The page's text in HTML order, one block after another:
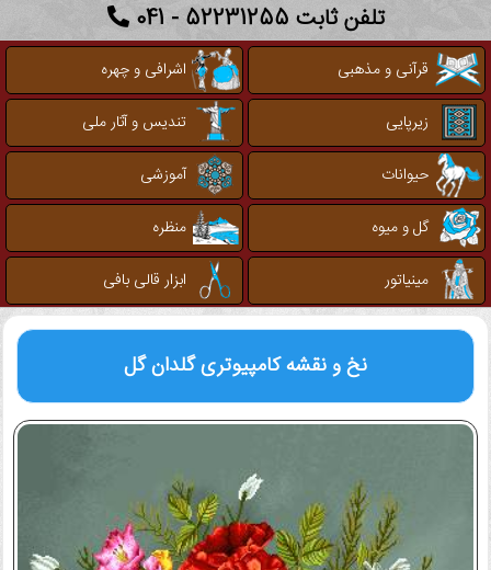
تلفن ثابت 52231255 - 041
قرآنی و مذهبی
اشرافی و چهره
زیرپایی
تندیس و آثار ملی
حیوانات
آموزشی
گل و میوه
منظره
مینیاتور
ابزار قالی بافی
نخ و نقشه کامپیوتریگلدان گل